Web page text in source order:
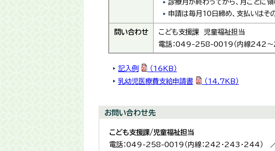
診療月が終わってから、月ごとに領
申請は毎月10日締め、支払いはそ
問い合わせ
こども支援課 児童福祉担当
電話：049-258-0019（内線242～
記入例
（16KB）
乳幼児医療費支給申請書
（14.7KB）
お問い合わせ先
こども支援課/児童福祉担当
電話：049-258-0019（内線：242・243・244